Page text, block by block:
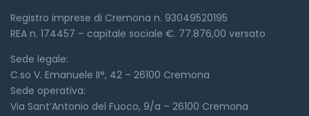
Registro imprese di Cremona n. 93049520195
REA n. 174457 – capitale sociale €. 77.876,00 versato
Sede legale:
C.so V. Emanuele II°, 42 – 26100 Cremona
Sede operativa:
Via Sant’Antonio del Fuoco, 9/a – 26100 Cremona